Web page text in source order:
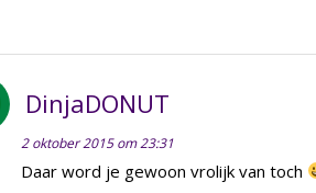
DinjaDONUT
2 oktober 2015 om 23:31
Daar word je gewoon vrolijk van toch